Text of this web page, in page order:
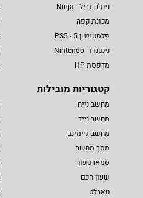
נינג'ה גריל - Ninja
מכונת קפה
פלסטיישן 5 - PS5
נינטנדו - Nintendo
מדפסת HP
קטגוריות מובילות
מחשב נייח
מחשב נייד
מחשב גיימינג
מסך מחשב
סמארטפון
שעון חכם
טאבלט